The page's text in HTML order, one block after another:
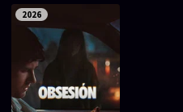
Aventura
Comedia
Terror
Familia
2026